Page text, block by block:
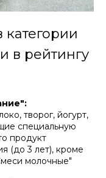
в рейтингу
творог, йогурт,
специальную
продукт
(до 3 лет), кроме
молочные"